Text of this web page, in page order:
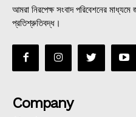
আমরা নিরপেক্ষ সংবাদ পরিবেশনের
প্রতিশ্রুতিবদ্ধ।
Company